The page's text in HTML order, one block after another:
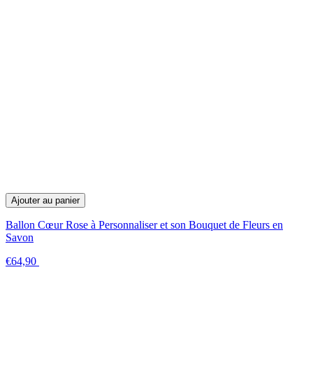
Ajouter au panier
Ballon Cœur Rose à Personnaliser et son Bouquet de Fleurs en
Savon
€64,90